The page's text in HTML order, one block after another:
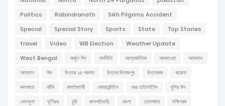
Politics
Rabindranath
Sikh Pilgrims Accident
Special
Special Story Sports State
Top Stories
travel
Video WB Election
Weather Update
West Bengal
অর্জুন সিং অর্থনীতি আন্তর্জাতিক আবহাওয়া
আমফান
আম্ফান
ঈদ উত্তর ২৪ পরগনা উত্তর দিনাজপুর উত্তরবঙ্গ
করোনা
কলকাতা
কাঁথি কালবৈশাখী কোয়ারেন্টাইন খবর হাইলাইটস
খুশির ঈদ
খেলাধুলা
ঘূর্ণিঝড় চুরি জলপাইগুড়ি জেলা তেলেঙ্গানা
দক্ষিণবঙ্গ